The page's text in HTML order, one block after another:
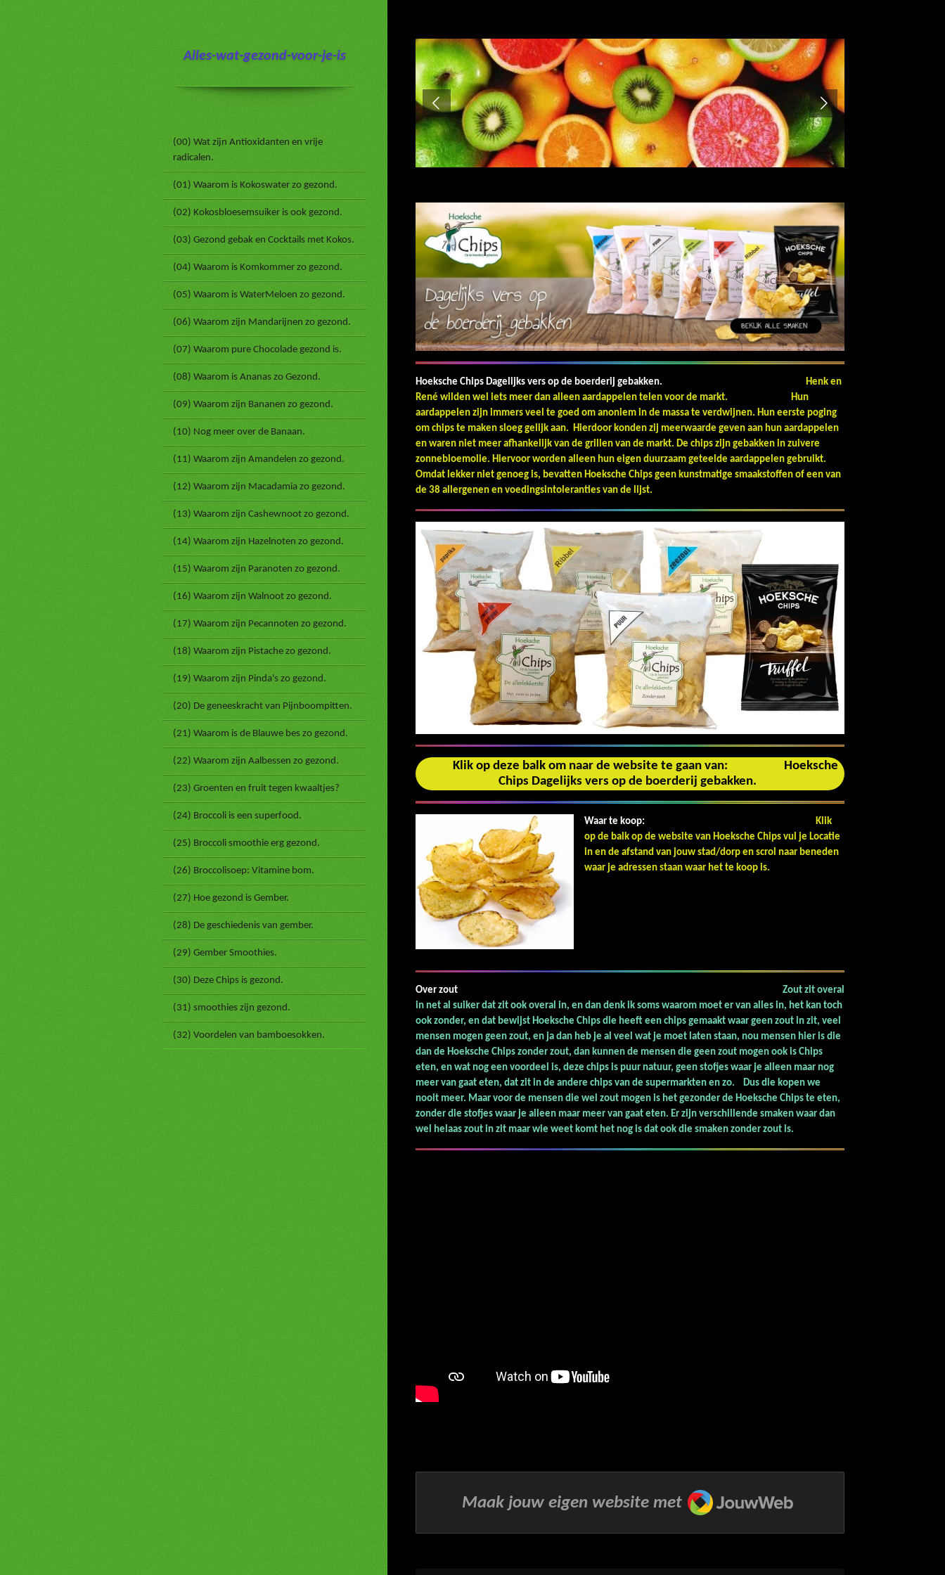
Hoeksche Chips Dagelijks vers op de boerderij gebakken.
Henk en
René wilden wel iets meer dan alleen aardappelen telen voor de markt. Hun
aardappelen zijn immers veel te goed om anoniem in de massa te verdwijnen. Hun eerste poging
om chips te maken sloeg gelijk aan. Hierdoor konden zij meerwaarde geven aan hun aardappelen
en waren niet meer afhankelijk van de grillen van de markt. De chips zijn gebakken in zuivere
zonnebloemolie. Hiervoor worden alleen hun eigen duurzaam geteelde aardappelen gebruikt.
Omdat lekker niet genoeg is, bevatten Hoeksche Chips geen kunstmatige smaakstoffen of een van
de 38 allergenen en voedingsintoleranties van de lijst.
Klik op deze balk om naar de website te gaan van: Hoeksche
Chips Dagelijks vers op de boerderij gebakken.
Waar te koop:
Klik
op de balk op de website van Hoeksche Chips vul je Locatie
in en de afstand van jouw stad/dorp en scrol naar beneden
waar je adressen staan waar het te koop is.
Over zoutZout zit overal
in net al suiker dat zit ook overal in, en dan denk ik soms waarom moet er van alles in, het kan toch
ook zonder, en dat bewijst Hoeksche Chips die heeft een chips gemaakt waar geen zout in zit, veel
mensen mogen geen zout, en ja dan heb je al veel wat je moet laten staan, nou mensen hier is die
dan de Hoeksche Chips zonder zout, dan kunnen de mensen die geen zout mogen ook is Chips
eten, en wat nog een voordeel is, deze chips is puur natuur, geen stofjes waar je alleen maar nog
meer van gaat eten, dat zit in de andere chips van de supermarkten en zo. Dus die kopen we
nooit meer. Maar voor de mensen die wel zout mogen is het gezonder de Hoeksche Chips te eten,
zonder die stofjes waar je alleen maar meer van gaat eten. Er zijn verschillende smaken waar dan
wel helaas zout in zit maar wie weet komt het nog is dat ook die smaken zonder zout is.
Maak jouw eigen website met
JouwWeb
Alles-wat-gezond-voor-je-is
(00) Wat zijn Antioxidanten en vrije
radicalen.
(01) Waarom is Kokoswater zo gezond.
(02) Kokosbloesemsuiker is ook gezond.
(03) Gezond gebak en Cocktails met Kokos.
(04) Waarom is Komkommer zo gezond.
(05) Waarom is WaterMeloen zo gezond.
(06) Waarom zijn Mandarijnen zo gezond.
(07) Waarom pure Chocolade gezond is.
(08) Waarom is Ananas zo Gezond.
(09) Waarom zijn Bananen zo gezond.
(10) Nog meer over de Banaan.
(11) Waarom zijn Amandelen zo gezond.
(12) Waarom zijn Macadamia zo gezond.
(13) Waarom zijn Cashewnoot zo gezond.
(14) Waarom zijn Hazelnoten zo gezond.
(15) Waarom zijn Paranoten zo gezond.
(16) Waarom zijn Walnoot zo gezond.
(17) Waarom zijn Pecannoten zo gezond.
(18) Waarom zijn Pistache zo gezond.
(19) Waarom zijn Pinda's zo gezond.
(20) De geneeskracht van Pijnboompitten.
(21) Waarom is de Blauwe bes zo gezond.
(22) Waarom zijn Aalbessen zo gezond.
(23) Groenten en fruit tegen kwaaltjes?
(24) Broccoli is een superfood.
(25) Broccoli smoothie erg gezond.
(26) Broccolisoep: Vitamine bom.
(27) Hoe gezond is Gember.
(28) De geschiedenis van gember.
(29) Gember Smoothies.
(30) Deze Chips is gezond.
(31) smoothies zijn gezond.
(32) Voordelen van bamboesokken.